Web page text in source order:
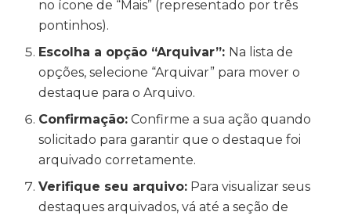
no ícone de “Mais” (representado por três
pontinhos).
Escolha a opção “Arquivar”: Na lista de
opções, selecione “Arquivar” para mover o
destaque para o Arquivo.
Confirmação: Confirme a sua ação quando
solicitado para garantir que o destaque foi
arquivado corretamente.
Verifique seu arquivo: Para visualizar seus
destaques arquivados, vá até a seção de